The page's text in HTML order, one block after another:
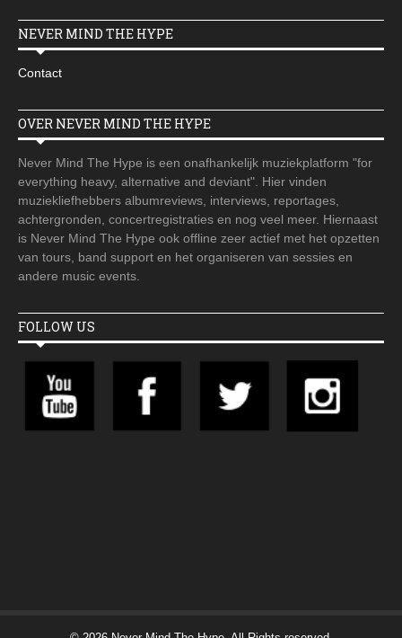
NEVER MIND THE HYPE
Contact
OVER NEVER MIND THE HYPE
Never Mind The Hype is een onafhankelijk muziekplatform "for
everything heavy, alternative and deviant". Hier vinden
muziekliefhebbers albumreviews, interviews, reportages,
achtergronden, concertregistraties en nog veel meer. Hiernaast
is Never Mind The Hype ook offline zeer actief met het opzetten
van tours, band support en het organiseren van sessies en
andere music events.
FOLLOW US